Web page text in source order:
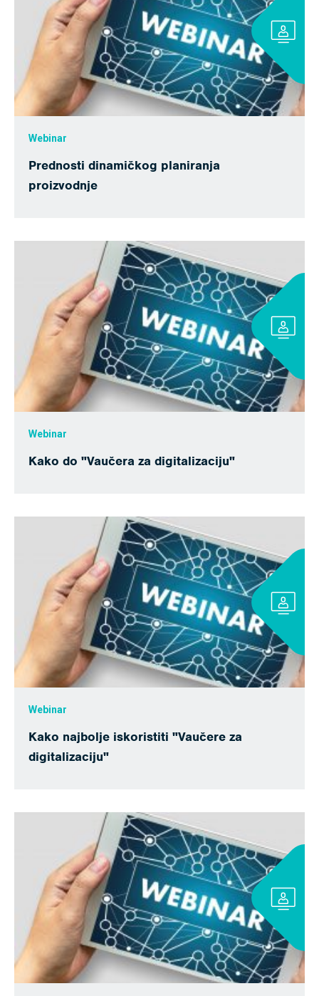
Webinar
Prednosti dinamičkog planiranja
proizvodnje
Webinar
Kako do "Vaučera za digitalizaciju"
Webinar
Kako najbolje iskoristiti "Vaučere za
digitalizaciju"